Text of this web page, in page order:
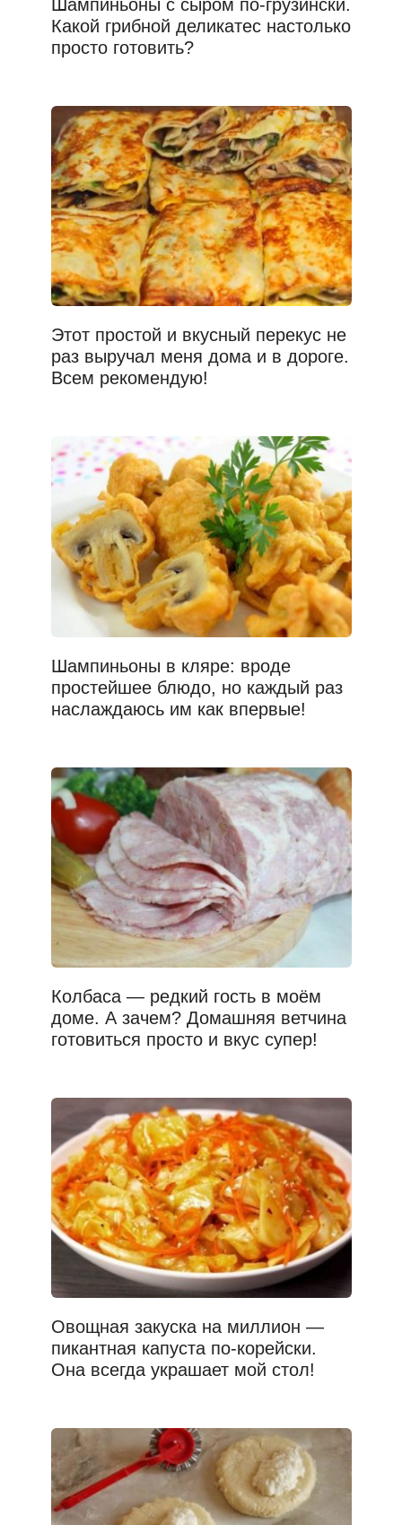
Шампиньоны с сыром по-грузински.
Какой грибной деликатес настолько
просто готовить?
Этот простой и вкусный перекус не
раз выручал меня дома и в дороге.
Всем рекомендую!
Шампиньоны в кляре: вроде
простейшее блюдо, но каждый раз
наслаждаюсь им как впервые!
Колбаса — редкий гость в моём
доме. А зачем? Домашняя ветчина
готовиться просто и вкус супер!
Овощная закуска на миллион —
пикантная капуста по-корейски.
Она всегда украшает мой стол!